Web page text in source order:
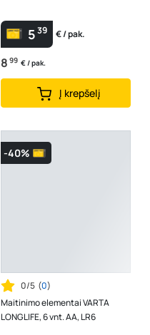
539 € / pak.
8 99 € / pak.
Į krepšelį
-40%
0/5 (0)
Maitinimo elementai VARTA
LONGLIFE, 6 vnt. AA, LR6